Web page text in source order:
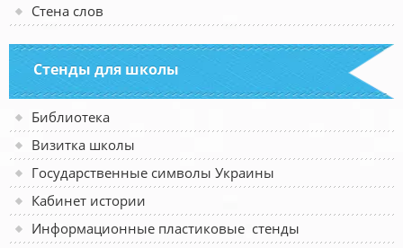
Стена слов
Стенды для школы
Библиотека
Визитка школы
Государственные символы Украины
Кабинет истории
Информационные пластиковые стенды